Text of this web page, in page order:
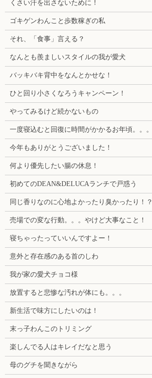
くさい汗を出さないために！
ゴキゲンわんこと歩数稼ぎの私
それ、「食事」言える？
なんとも羨ましいスタイルの我が愛犬
バッキバキ背中をなんとかせな！
ひと回り小さくなろうキャンペーン！
やってみるけど続かないもの
一度寝込むと回復に時間がかかるお年頃。。。
今年もありがとうございました！
何より優先したい腸の休息！
初めてのDEAN&DELUCAランチで戸惑う
同じ香りなのに心地よかったり臭かったり！？
売場での変な行動。。。やけど大事なこと！
寝ちゃったっていいんですよー！
意外と存在感のある首のしわ
我が家の愛犬チョコ様
放置すると悲惨な汚れが体にも。。。
新生活で味方にしたいのは！
末っ子わんこのトリミング
楽しんでる人はキレイだなと思う
母のグチを聞きながら